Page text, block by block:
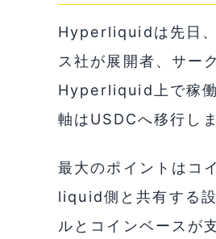
Hyperliquidは先日、
ス社が展開者、サー
Hyperliquid上で稼働
軸はUSDCへ移行しま
最大のポイントはコ
liquid側と共有する
ルとコインベースが